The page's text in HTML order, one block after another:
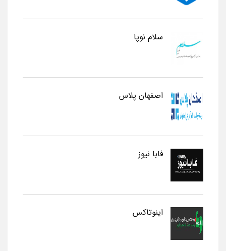
سلام نوپا
اصفهان پلاس
فابا نیوز
اینوتاکس